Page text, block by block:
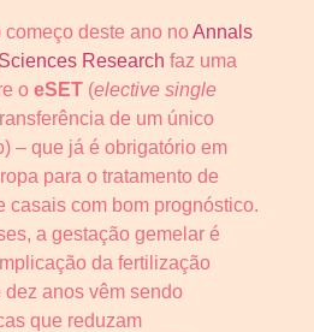
deste ano noAnnals
Research faz uma
o eSET (elective single
de um único
– que já é obrigatório em
para o tratamento de
casais com bom prognóstico.
a gestação gemelar é
da fertilização
anos vêm sendo
que reduzam